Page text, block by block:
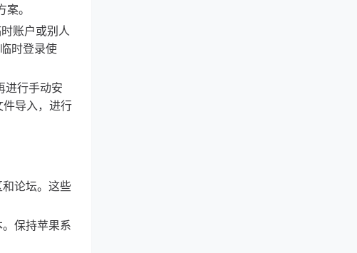
。
账户或别人
时登录使
进行手动安
导入，进行
论坛。这些
保持苹果系